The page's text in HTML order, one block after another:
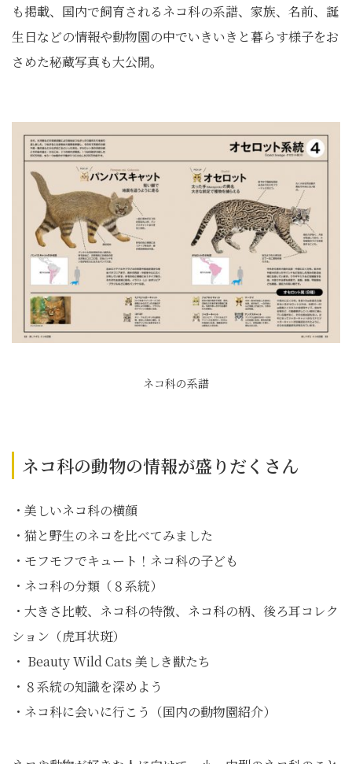
も掲載、国内で飼育されるネコ科の系譜、家族、名前、誕
生日などの情報や動物園の中でいきいきと暮らす様子をお
さめた秘蔵写真も大公開。
ネコ科の系譜
ネコ科の動物の情報が盛りだくさん
・美しいネコ科の横顔
・猫と野生のネコを比べてみました
・モフモフでキュート！ネコ科の子ども
・ネコ科の分類（８系統）
・大きさ比較、ネコ科の特徴、ネコ科の柄、後ろ耳コレク
ション（虎耳状斑）
・ Beauty Wild Cats 美しき獣たち
・８系統の知識を深めよう
・ネコ科に会いに行こう（国内の動物園紹介）